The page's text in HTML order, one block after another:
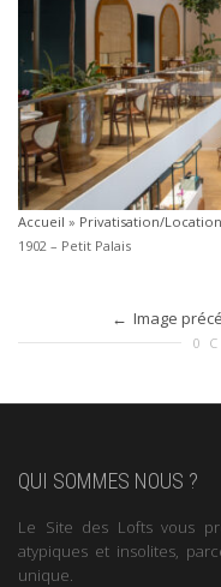
Accueil » Privatisation/
1902 – Petit Palais
Image
0
QUI SOMMES NOUS ?
Le Site des Lofts vous
atypiques et insolites,
unique.